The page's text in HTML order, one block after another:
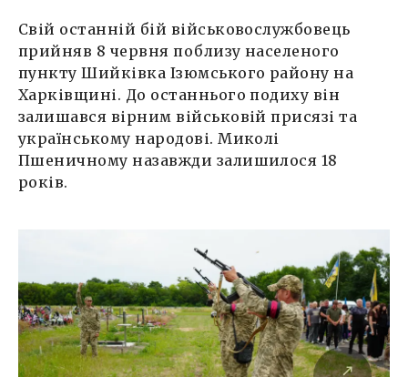
Свій останній бій військовослужбовець
прийняв 8 червня поблизу населеного
пункту Шийківка Ізюмського району на
Харківщині. До останнього подиху він
залишався вірним військовій присязі та
українському народові. Миколі
Пшеничному назавжди залишилося 18
років.